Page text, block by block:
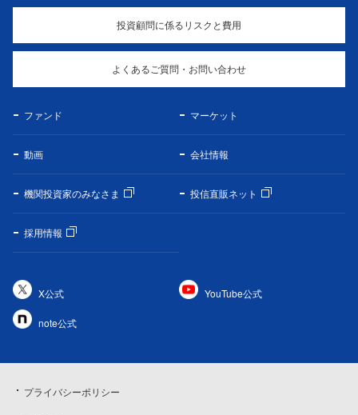
投資顧問に係るリスクと費用
よくあるご質問・お問い合わせ
ファンド マーケット
動画 会社情報
機関投資家のみなさま 投信直販ネット
採用情報
X公式 YouTube公式
note公式
プライバシーポリシー